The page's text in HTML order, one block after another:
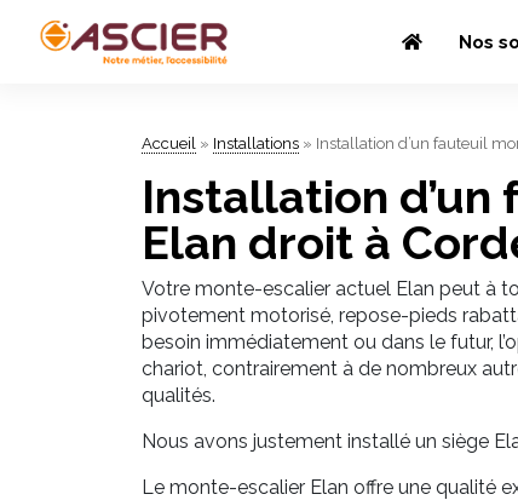
Nos
Accueil » Installations » Installation d’un fauteuil
Installation
Elan droit à
Votre monte-escalier actuel Elan peut à
pivotement motorisé, repose-pieds
besoin immédiatement ou dans le futur,
chariot, contrairement à de nombreux
qualités.
Nous avons justement installé un siège
Le monte-escalier Elan offre une qualité